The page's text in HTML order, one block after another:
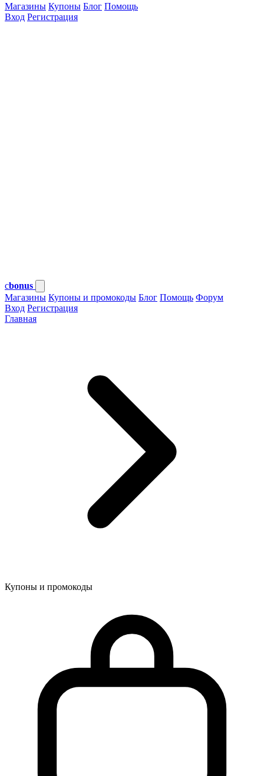
Магазины Купоны Блог Помощь
Вход Регистрация
cbonus
Магазины Купоны и промокоды Блог Помощь Форум
Вход Регистрация
Главная
Купоны и промокоды